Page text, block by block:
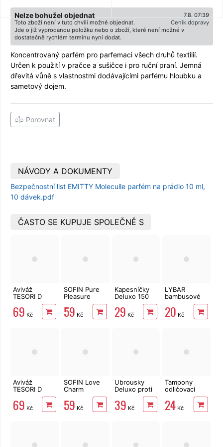
7.8. 07:39
Nelze bohužel objednat
Ceník dopravy
Toto zboží není v tuto chvíli možné objednat.
Jde o již vyprodanou položku nebo o zboží, které není možné v
dostatečně rychlém termínu nyní dodat.
Koncentrovaný parfém pro parfemaci všech druhů textilií.
Určen k použití v pračce a sušičce i pro ruční praní. Jemná
dřevitá vůně s vlastnostmi dodávajícími parfému hloubku a
sametový dojem.
Porovnat
NÁVODY A DOKUMENTY
Bezpečnostní list EMITTY Moleculle parfém na prádlo 10 ml,
10 dávek.pdf
ČASTO SE KUPUJE SPOLEČNĚ S
Aviváž
TESORI D
´ORIENTE
Muschio
Bianco 760 ml
69 Kč
SOFIN Pure
Pleasure
parfém na
prádlo 300 ml
59 Kč
Kapesníčky
Deluxo 150
ks 3vrstvé v
krabičce,
šedé květy
29 Kč
LYBAR
bambusové
tyčinky 200
ks
20 Kč
Aviváž
TESORI D
´ORIENTE
Ayurveda 760
ml 38 PD
69 Kč
SOFIN Love
Charm
parfém na
prádlo 300 ml
59 Kč
Ubrousky
Deluxo proti
zabarvení
prádla 20 ks
39 Kč
Tampony
odličovací
LINTEO 120
ks
24 Kč